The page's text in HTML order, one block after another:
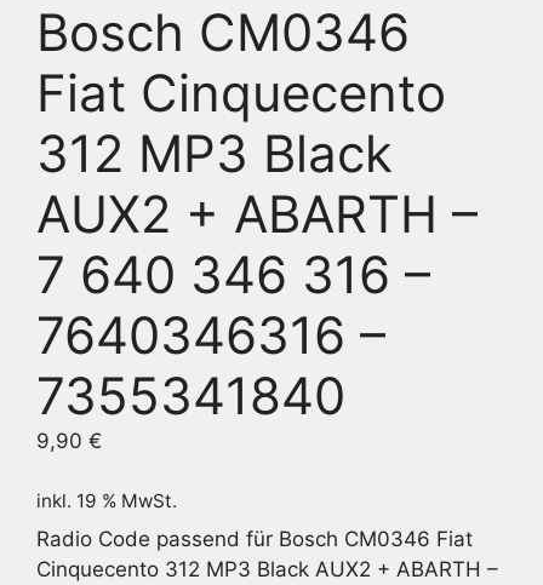
Bosch CM0346
Fiat Cinquecento
312 MP3 Black
AUX2 + ABARTH –
7 640 346 316 –
7640346316 –
7355341840
9,90 €
inkl. 19 % MwSt.
Radio Code passend für Bosch CM0346 Fiat
Cinquecento 312 MP3 Black AUX2 + ABARTH –